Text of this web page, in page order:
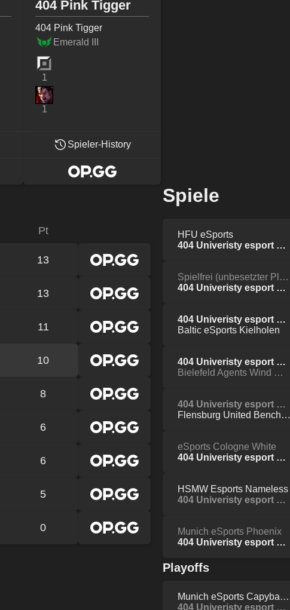
404 Pink Tigger
404 Pink Tigger
Emerald III
1
1
Spieler-History
Pt
13
13
11
10
8
6
6
5
0
Spiele
HFU eSports
404 Univeristy esport Pink
Spielfrei (unbesetzter Platz der Liga)
404 Univeristy esport Pink
404 Univeristy esport Pink
Baltic eSports Kielholen
404 Univeristy esport Pink
Bielefeld Agents Wind Walkers
404 Univeristy esport Pink
Flensburg United Benchwarmers
eSports Cologne White
404 Univeristy esport Pink
HSMW Esports Nameless
404 Univeristy esport Pink
Munich eSports Phoenix
404 Univeristy esport Pink
Playoffs
Munich eSports Capybaras
404 Univeristy esport Pink